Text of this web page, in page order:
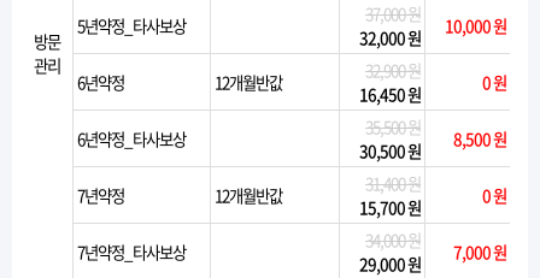
방문
관리
5년약정_타사보상
37,000 원
32,000 원
10,000 원
6년약정 12개월반값
32,900 원
16,450 원
0 원
6년약정_타사보상
35,500 원
30,500 원
8,500 원
7년약정 12개월반값
31,400 원
15,700 원
0 원
7년약정_타사보상
34,000 원
29,000 원
7,000 원